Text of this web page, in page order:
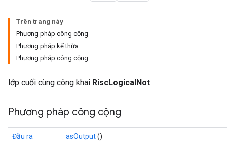
Trên trang này
Phương pháp công cộng
Phương pháp kế thừa
Phương pháp công cộng
lớp cuối cùng công khai RiscLogicalNot
Phương pháp công cộng
Đầu ra
asOutput()